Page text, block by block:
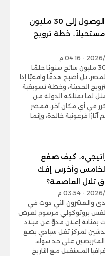
صابر سالم يكتب: الوصول إلى 30 مليون
خطة ترويج
لم يعد الوصول إلى 30 مليون سائح سنويًا حلمًا
بل أصبح هدفًا واقعيًا إذا
الحديثة، وخطة تسويقية
لما تمتلكه الدولة من
في أي مكان آخر. فمصر
فرعونية خالدة، وإنما
كيف صفع
الخامس وأخرس إفك
تلال العاصمة؟
والعشرون التي دوت في
بروتوكولي مرسوم لعرض
بمثابة إعلان مدوٍّ عن ميلاد
لمركز ثقل سيادي يضع
على حد سواء.
المستقبل مع التاريخ